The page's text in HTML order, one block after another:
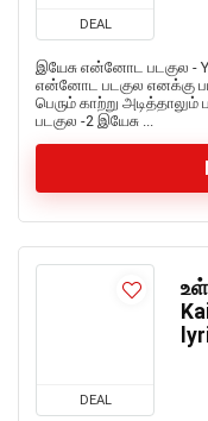
DEAL
இயேசு என்னோட படகுல -
என்னோட படகுல எனக்கு
பெரும் காற்று
படகுல -2 இயேசு ...
DEAL